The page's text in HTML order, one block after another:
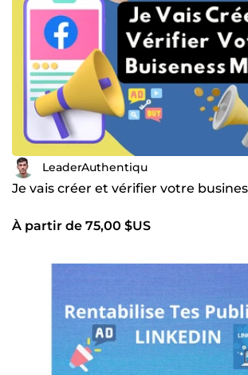
LeaderAuthentiqu
Je vais créer et vérifier votre
À partir de 75,00 $US